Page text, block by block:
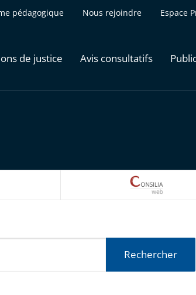
pédagogique Nous rejoindre Espace
de justice Avis consultatifs
Rechercher